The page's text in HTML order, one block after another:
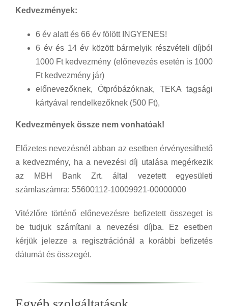
Kedvezmények:
6 év alatt és 66 év fölött INGYENES!
6 év és 14 év között bármelyik részvételi díjból
1000 Ft kedvezmény (előnevezés esetén is 1000
Ft kedvezmény jár)
előnevezőknek, Ötpróbázóknak, TEKA tagsági
kártyával rendelkezőknek (500 Ft),
Kedvezmények össze nem vonhatóak!
Előzetes nevezésnél abban az esetben érvényesíthető
a kedvezmény, ha a nevezési díj utalása megérkezik
az MBH Bank Zrt. által vezetett egyesületi
számlaszámra: 55600112-10009921-00000000
Vitézlőre történő előnevezésre befizetett összeget is
be tudjuk számítani a nevezési díjba. Ez esetben
kérjük jelezze a regisztrációnál a korábbi befizetés
dátumát és összegét.